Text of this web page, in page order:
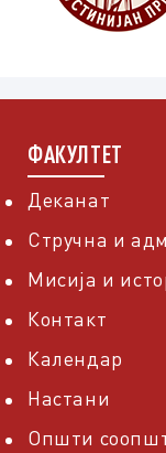
ФАКУЛТЕТ
Деканат
Стручна и
Мисија и
Контакт
Календар
Настани
Општи